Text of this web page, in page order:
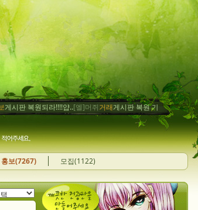
판 복원되라!!!!얍..[엘]머쥐거래게시판 복원 기원[엘]감조탕홍보
홍보(7267) 모집(1122)